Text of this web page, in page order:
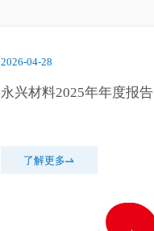
2026-04-28
永兴材料2025年年度报告
了解更多